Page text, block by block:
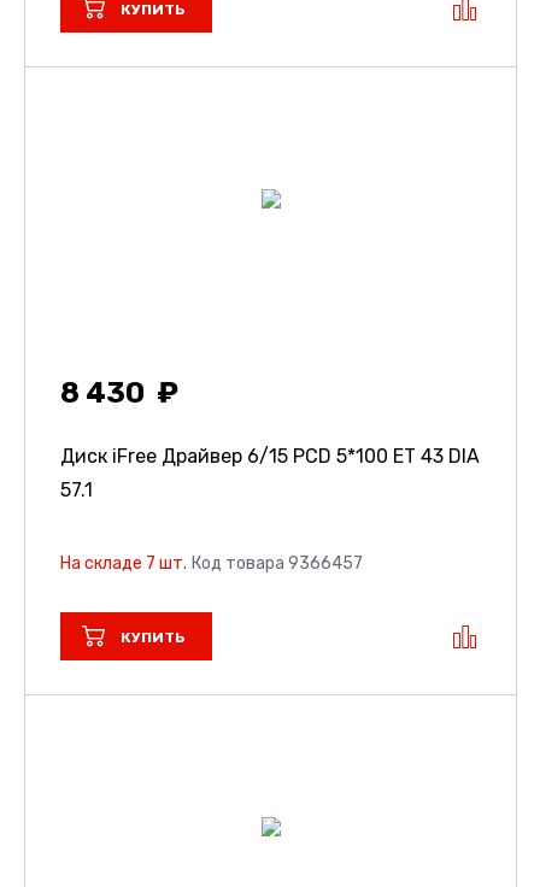
КУПИТЬ
8 430
Диск iFree Драйвер 6/15 PCD 5*100 ET 43 DIA
57.1
На складе 7 шт. Код товара 9366457
КУПИТЬ